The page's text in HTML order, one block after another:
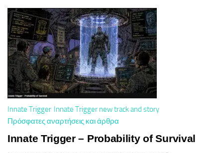
Innate Trigger Innate Trigger new track and story
Πρόσφατες αναρτήσεις και άρθρα
Innate Trigger – Probability of Survival